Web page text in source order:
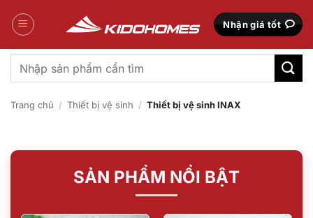
qua
Nhận giá tốt
Tìm
kiếm:
Trang chủ / Thiết bị vệ sinh / Thiết bị vệ sinh INAX
SẢN PHẨM NỔI BẬT